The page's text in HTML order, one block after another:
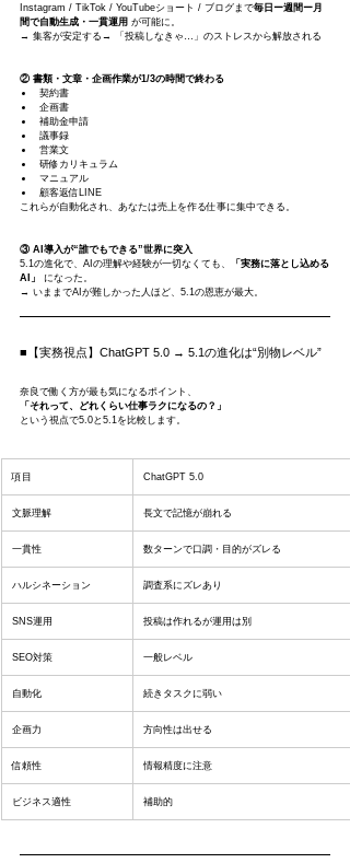
Instagram / TikTok / YouTubeショート / ブログまで毎日ー週間ー月
間で自動生成・一貫運用 が可能に。
→ 集客が安定する→ 「投稿しなきゃ…」のストレスから解放される
② 書類・文章・企画作業が1/3の時間で終わる
契約書
企画書
補助金申請
議事録
営業文
研修カリキュラム
マニュアル
顧客返信LINE
これらが自動化され、あなたは売上を作る仕事に集中できる。
③ AI導入が“誰でもできる”世界に突入
5.1の進化で、AIの理解や経験が一切なくても、
「実務に落とし込める
AI」
になった。
→ いままでAIが難しかった人ほど、5.1の恩恵が最大。
■【実務視点】ChatGPT 5.0 → 5.1の進化は“別物レベル”
奈良で働く方が最も気になるポイント、
「それって、どれくらい仕事ラクになるの？」
という視点で5.0と5.1を比較します。
項目 ChatGPT 5.0
文脈理解 長文で記憶が崩れる
一貫性 数ターンで口調・目的がズレる
ハルシネーション 調査系にズレあり
SNS運用 投稿は作れるが運用は別
SEO対策 一般レベル
自動化 続きタスクに弱い
企画力 方向性は出せる
信頼性 情報精度に注意
ビジネス適性 補助的